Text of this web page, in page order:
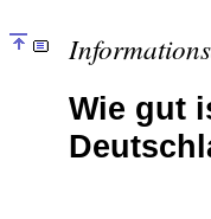
Wie gut